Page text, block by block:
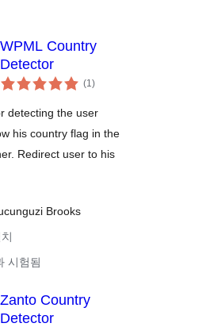
WPML Country
Detector
(1전
체)
detecting the user
his country flag in the
Redirect user to his
Brooks
시험됨
Zanto Country
Detector